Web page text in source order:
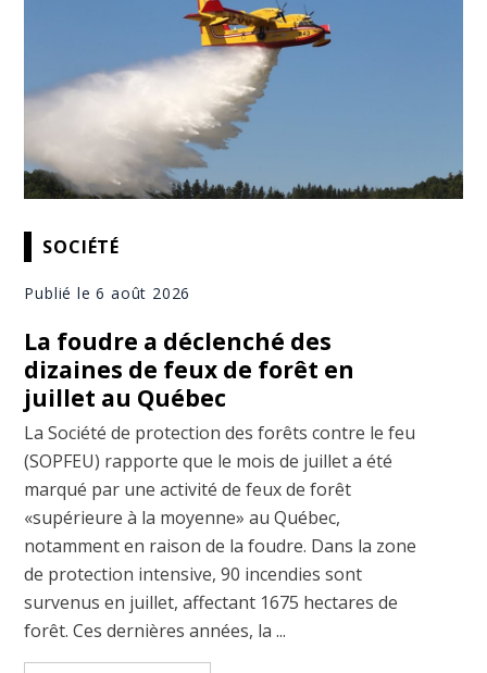
SOCIÉTÉ
Publié le 6 août 2026
La foudre a déclenché des
dizaines de feux de forêt en
juillet au Québec
La Société de protection des forêts contre le feu
(SOPFEU) rapporte que le mois de juillet a été
marqué par une activité de feux de forêt
«supérieure à la moyenne» au Québec,
notamment en raison de la foudre. Dans la zone
de protection intensive, 90 incendies sont
survenus en juillet, affectant 1675 hectares de
forêt. Ces dernières années, la ...